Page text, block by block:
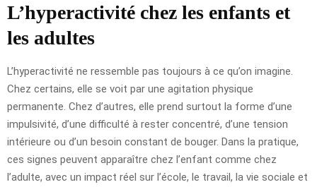
L’hyperactivité chez les enfants et
les adultes
L’hyperactivité ne ressemble pas toujours à ce qu’on imagine.
Chez certains, elle se voit par une agitation physique
permanente. Chez d’autres, elle prend surtout la forme d’une
impulsivité, d’une difficulté à rester concentré, d’une tension
intérieure ou d’un besoin constant de bouger. Dans la pratique,
ces signes peuvent apparaître chez l’enfant comme chez
l’adulte, avec un impact réel sur l’école, le travail, la vie sociale et